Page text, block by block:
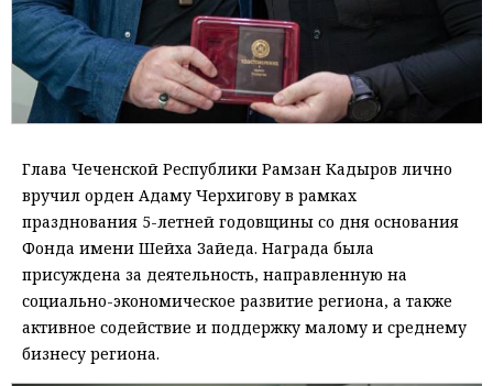
Глава Чеченской Республики Рамзан Кадыров лично
вручил орден Адаму Черхигову в рамках
празднования 5-летней годовщины со дня основания
Фонда имени Шейха Зайеда. Награда была
присуждена за деятельность, направленную на
социально-экономическое развитие региона, а также
активное содействие и поддержку малому и среднему
бизнесу региона.